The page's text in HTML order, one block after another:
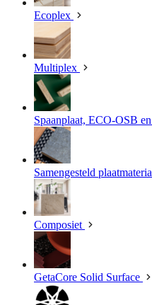
Ecoplex
Multiplex
Spaanplaat, ECO-OSB
Samengesteld
Composiet
GetaCore Solid Surface